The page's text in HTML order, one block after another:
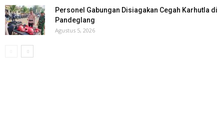
Personel Gabungan Disiagakan Cegah Karhutla di
Pandeglang
Agustus 5, 2026